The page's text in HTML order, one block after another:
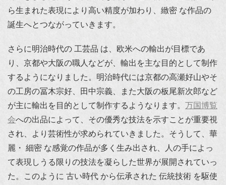
ら生まれた表現により高い精度が加わり、緻密 な作品の
誕生へとつながっていきます。
さらに明治時代の 工芸品 は、欧米への輸出が目標であ
り、京都や大阪の職人などが、輸出を主な目的として制作
するようになりました。明治時代には京都の高瀬好山やそ
の工房の冨木宗好、田中宗義、また大阪の板尾新次郎など
が主に輸出を目的として制作するようなります。 万国博覧
会への出品によって、その優秀な技法を示すことが重要視
され、より芸術性が求められていきました。そうして、華
麗・ 細密 な感覚の作品が多く生み出され、人の手によっ
て表現しうる限りの技法を凝らした世界が展開されていっ
た。このように 古い時代 から伝承された 伝統技術 を駆使